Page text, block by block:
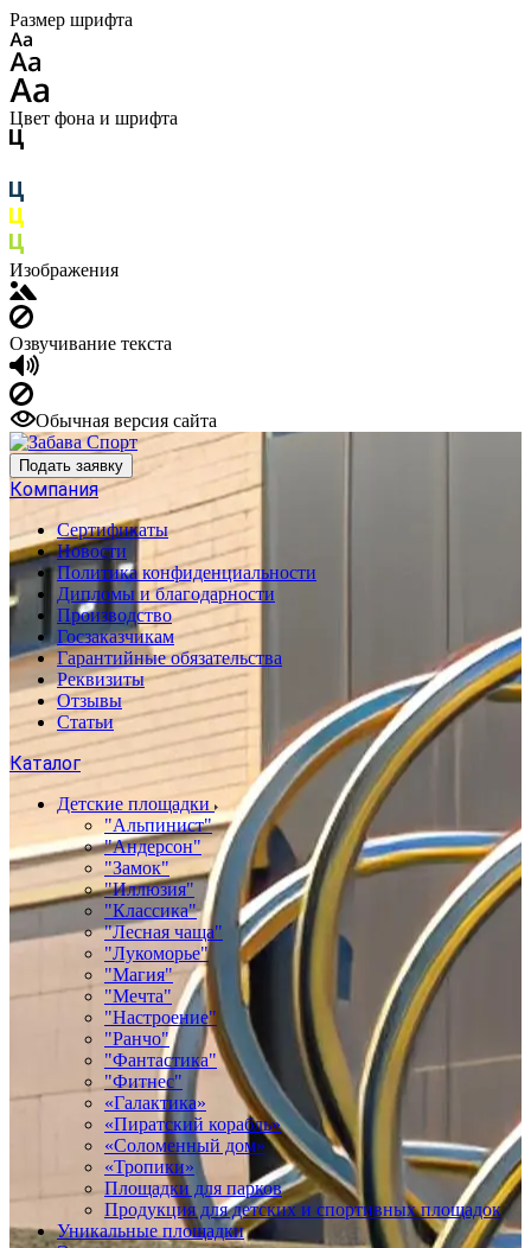
Размер шрифта
Цвет фона и шрифта
Изображения
Озвучивание текста
Обычная версия сайта
Подать заявку
Компания
Сертификаты
Новости
Политика конфиденциальности
Дипломы и благодарности
Производство
Госзаказчикам
Гарантийные обязательства
Реквизиты
Отзывы
Статьи
Каталог
Детские площадки
"Альпинист"
"Андерсон"
"Замок"
"Иллюзия"
"Классика"
"Лесная чаща"
"Лукоморье"
"Магия"
"Мечта"
"Настроение"
"Ранчо"
"Фантастика"
"Фитнес"
«Галактика»
«Пиратский корабль»
«Соломенный дом»
«Тропики»
Площадки для парков
Продукция для детских и спортивных площадок
Уникальные площадки